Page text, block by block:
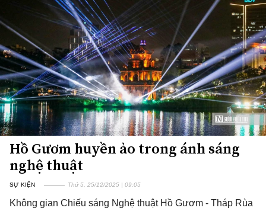
Hồ Gươm huyền ảo trong ánh sáng
nghệ thuật
SỰ KIỆN Thứ 5, 25/12/2025 | 09:05
Không gian Chiếu sáng Nghệ thuật Hồ Gươm - Tháp Rùa